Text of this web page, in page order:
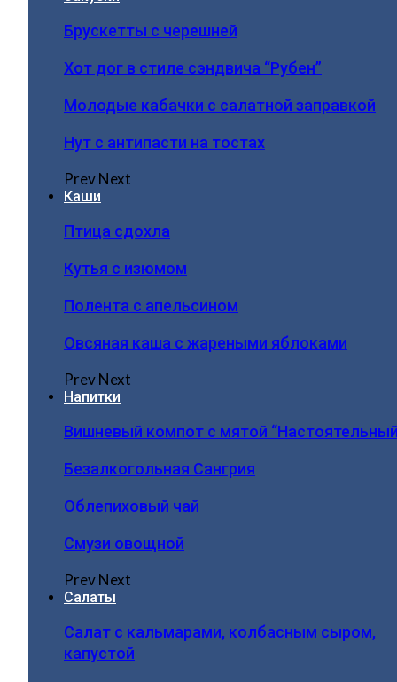
Брускетты с черешней
Хот дог в стиле сэндвича “Рубен”
Молодые кабачки с салатной заправкой
Нут с антипасти на тостах
PrevNext
Каши
Птица сдохла
Кутья с изюмом
Полента с апельсином
Овсяная каша с жареными яблоками
PrevNext
Напитки
Вишневый компот с мятой
Безалкогольная Сангрия
Облепиховый чай
Смузи овощной
PrevNext
Салаты
Салат с кальмарами, колбасным сыром,
капустой